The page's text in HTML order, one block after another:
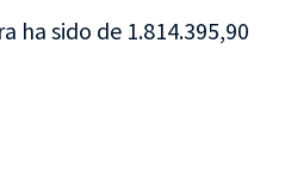
ha sido de 1.814.395,90